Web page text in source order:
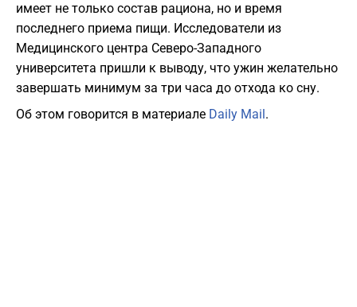
имеет не только состав рациона, но и время
последнего приема пищи. Исследователи из
Медицинского центра Северо-Западного
университета пришли к выводу, что ужин желательно
завершать минимум за три часа до отхода ко сну.
Об этом говорится в материале Daily Mail .